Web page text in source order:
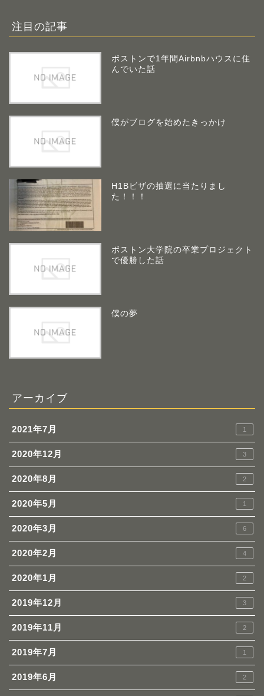
注目の記事
ボストンで1年間Airbnbハウスに住
んでいた話
僕がブログを始めたきっかけ
H1Bビザの抽選に当たりまし
た！！！
ボストン大学院の卒業プロジェクト
で優勝した話
僕の夢
アーカイブ
2021年7月 1
2020年12月 3
2020年8月 2
2020年5月 1
2020年3月 6
2020年2月 4
2020年1月 2
2019年12月 3
2019年11月 2
2019年7月 1
2019年6月 2